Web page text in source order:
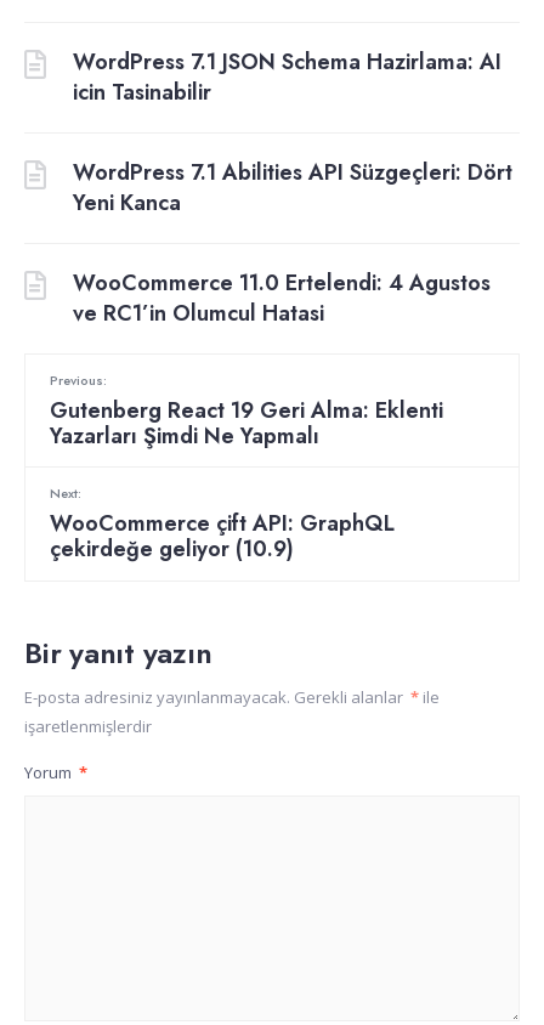
WordPress 7.1 JSON Schema Hazirlama: AI
icin Tasinabilir
WordPress 7.1 Abilities API Süzgeçleri: Dört
Yeni Kanca
WooCommerce 11.0 Ertelendi: 4 Agustos
ve RC1’in Olumcul Hatasi
Previous:
Gutenberg React 19 Geri Alma: Eklenti
Yazarları Şimdi Ne Yapmalı
Next:
WooCommerce çift API: GraphQL
çekirdeğe geliyor (10.9)
Bir yanıt yazın
E-posta adresiniz yayınlanmayacak. Gerekli alanlar * ile
işaretlenmişlerdir
Yorum *